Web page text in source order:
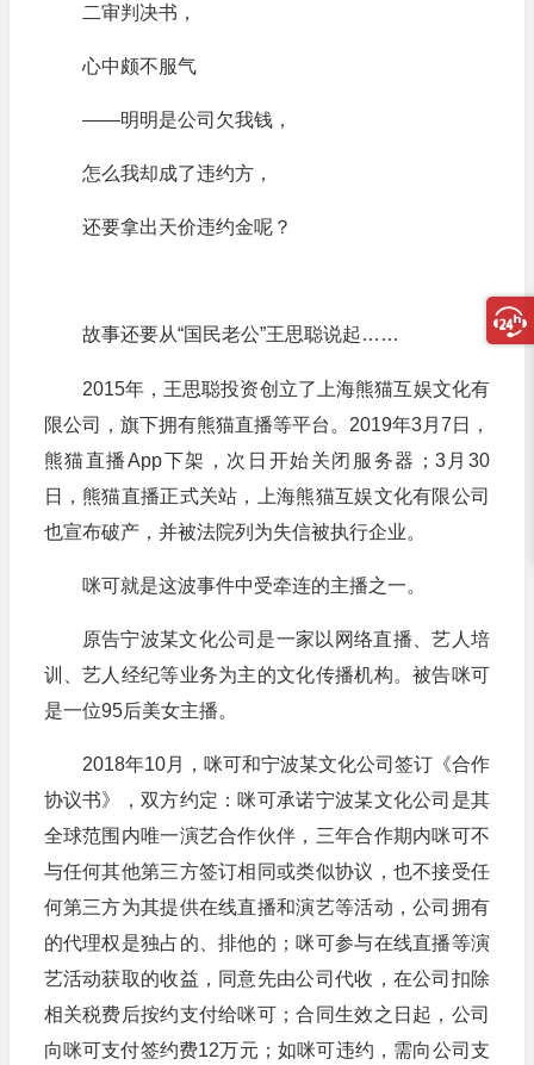
二审判决书，
心中颇不服气
——明明是公司欠我钱，
怎么我却成了违约方，
还要拿出天价违约金呢？
故事还要从“国民老公”王思聪说起……
2015年，王思聪投资创立了上海熊猫互娱文化有
限公司，旗下拥有熊猫直播等平台。2019年3月7日，
熊猫直播App下架，次日开始关闭服务器；3月30
日，熊猫直播正式关站，上海熊猫互娱文化有限公司
也宣布破产，并被法院列为失信被执行企业。
咪可就是这波事件中受牵连的主播之一。
原告宁波某文化公司是一家以网络直播、艺人培
训、艺人经纪等业务为主的文化传播机构。被告咪可
是一位95后美女主播。
2018年10月，咪可和宁波某文化公司签订《合作
协议书》，双方约定：咪可承诺宁波某文化公司是其
全球范围内唯一演艺合作伙伴，三年合作期内咪可不
与任何其他第三方签订相同或类似协议，也不接受任
何第三方为其提供在线直播和演艺等活动，公司拥有
的代理权是独占的、排他的；咪可参与在线直播等演
艺活动获取的收益，同意先由公司代收，在公司扣除
相关税费后按约支付给咪可；合同生效之日起，公司
向咪可支付签约费12万元；如咪可违约，需向公司支